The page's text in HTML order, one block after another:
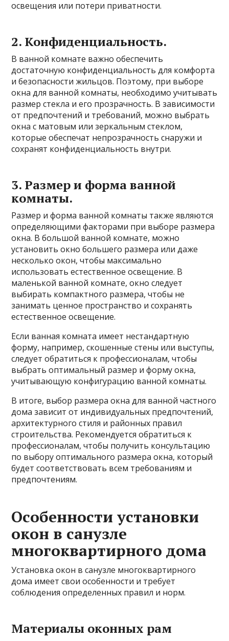
освещения или потери приватности.
2. Конфиденциальность.
В ванной комнате важно обеспечить
достаточную конфиденциальность для комфорта
и безопасности жильцов. Поэтому, при выборе
окна для ванной комнаты, необходимо учитывать
размер стекла и его прозрачность. В зависимости
от предпочтений и требований, можно выбрать
окна с матовым или зеркальным стеклом,
которые обеспечат непрозрачность снаружи и
сохранят конфиденциальность внутри.
3. Размер и форма ванной
комнаты.
Размер и форма ванной комнаты также являются
определяющими факторами при выборе размера
окна. В большой ванной комнате, можно
установить окно большего размера или даже
несколько окон, чтобы максимально
использовать естественное освещение. В
маленькой ванной комнате, окно следует
выбирать компактного размера, чтобы не
занимать ценное пространство и сохранять
естественное освещение.
Если ванная комната имеет нестандартную
форму, например, скошенные стены или выступы,
следует обратиться к профессионалам, чтобы
выбрать оптимальный размер и форму окна,
учитывающую конфигурацию ванной комнаты.
В итоге, выбор размера окна для ванной частного
дома зависит от индивидуальных предпочтений,
архитектурного стиля и районных правил
строительства. Рекомендуется обратиться к
профессионалам, чтобы получить консультацию
по выбору оптимального размера окна, который
будет соответствовать всем требованиям и
предпочтениям.
Особенности установки
окон в санузле
многоквартирного дома
Установка окон в санузле многоквартирного
дома имеет свои особенности и требует
соблюдения определенных правил и норм.
Материалы оконных рам